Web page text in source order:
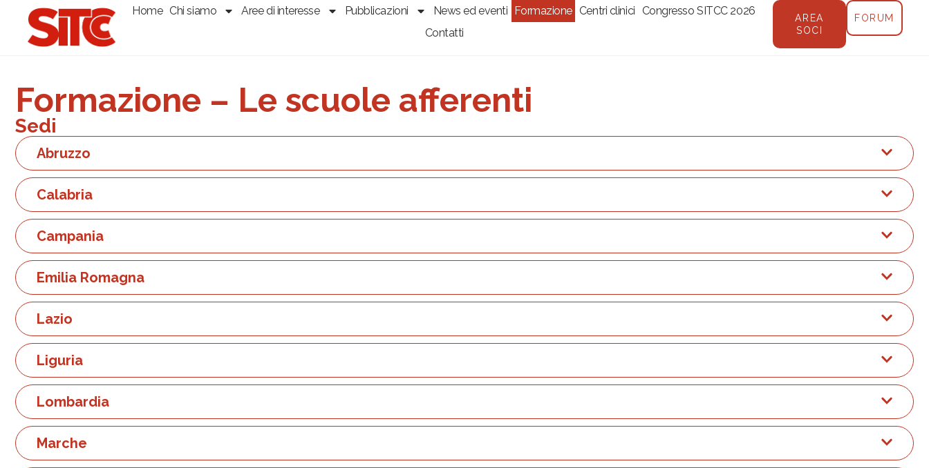
Home Chi siamo Aree di interesse Pubblicazioni News ed eventi Formazione Centri clinici
Congresso SITCC 2026
Contatti
AREA
SOCI
FORUM
Formazione – Le scuole afferenti
Sedi
Abruzzo
Calabria
Campania
Emilia Romagna
Lazio
Liguria
Lombardia
Marche